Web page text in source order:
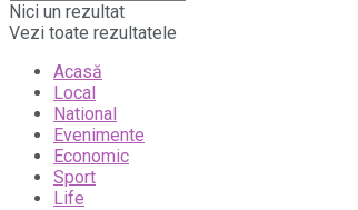
Nici un rezultat
Vezi toate rezultatele
Acasă
Local
National
Evenimente
Economic
Sport
Life